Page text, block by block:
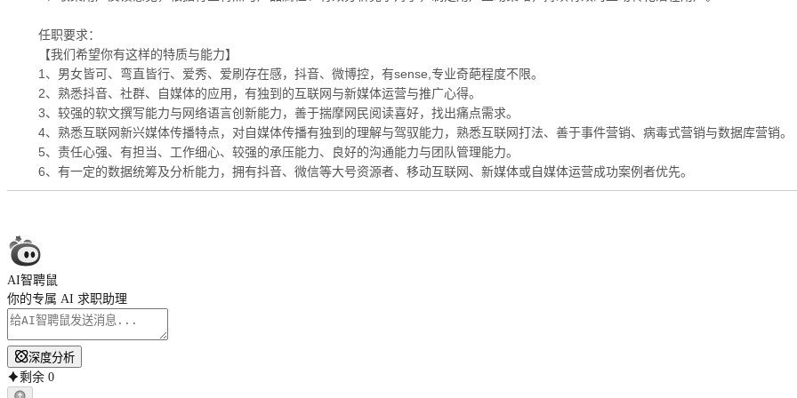
任职要求：
【我们希望你有这样的特质与能力】
1、男女皆可、弯直皆行、爱秀、爱刷存在感，抖音、微博控，有sense,专业奇葩程度不限。
2、熟悉抖音、社群、自媒体的应用，有独到的互联网与新媒体运营与推广心得。
3、较强的软文撰写能力与网络语言创新能力，善于揣摩网民阅读喜好，找出痛点需求。
4、熟悉互联网新兴媒体传播特点，对自媒体传播有独到的理解与驾驭能力，熟悉互联网打法、善于事件营销、病毒式营销与数据库营销。
5、责任心强、有担当、工作细心、较强的承压能力、良好的沟通能力与团队管理能力。
6、有一定的数据统筹及分析能力，拥有抖音、微信等大号资源者、移动互联网、新媒体或自媒体运营成功案例者优先。
AI智聘鼠
你的专属 AI 求职助理
深度分析
剩余 0